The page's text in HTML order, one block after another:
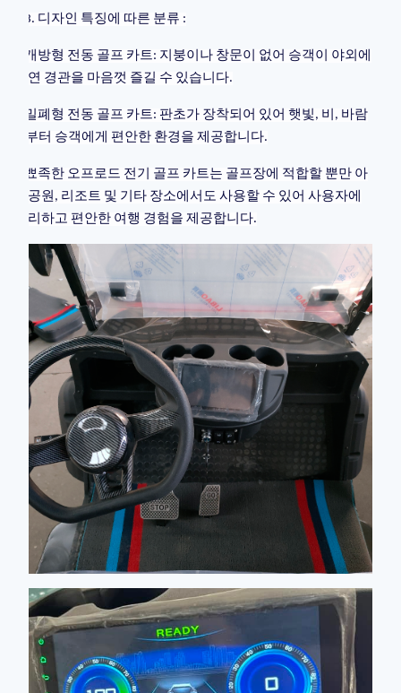
3. 디자인 특징에 따른 분류 :
개방형 전동 골프 카트: 지붕이나 창문이 없어 승객이 야외에
자연 경관을 마음껏 즐길 수 있습니다.
밀폐형 전동 골프 카트: 판초가 장착되어 있어 햇빛, 비, 바람
로부터 승객에게 편안한 환경을 제공합니다.
뾰족한 오프로드 전기 골프 카트는 골프장에 적합할 뿐만 아
라 공원, 리조트 및 기타 장소에서도 사용할 수 있어 사용자에
편리하고 편안한 여행 경험을 제공합니다.